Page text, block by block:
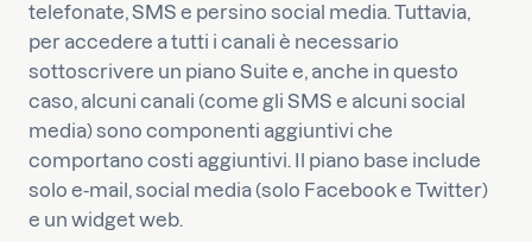
telefonate, SMS e persino social media. Tuttavia,
per accedere a tutti i canali è necessario
sottoscrivere un piano Suite e, anche in questo
caso, alcuni canali (come gli SMS e alcuni social
media) sono componenti aggiuntivi che
comportano costi aggiuntivi. Il piano base include
solo e-mail, social media (solo Facebook e Twitter)
e un widget web.